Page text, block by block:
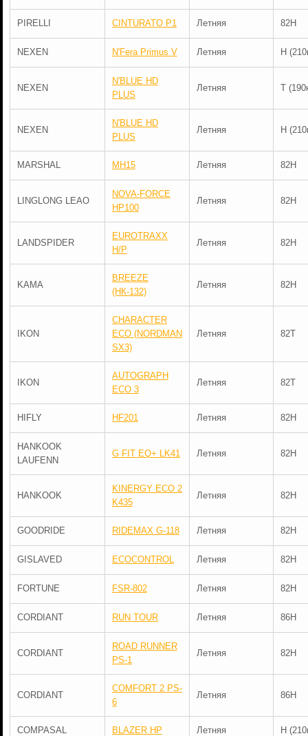
PIRELLI CINTURATO P1 Летняя 82H
NEXEN N'Fera Primus V Летняя H
NEXEN
N'BLUE HD
PLUS
Летняя T
NEXEN
N'BLUE HD
PLUS
Летняя H
MARSHAL MH15 Летняя 82H
LINGLONG LEAO
NOVA-FORCE
HP100
Летняя 82H
LANDSPIDER
EUROTRAXX
H/P
Летняя 82H
KAMA
BREEZE
(НК-132)
Летняя 82H
IKON
CHARACTER
ECO (NORDMAN
SX3)
Летняя 82T
IKON
AUTOGRAPH
ECO 3
Летняя 82T
HIFLY HF201 Летняя 82H
HANKOOK
LAUFENN
G FIT EQ+ LK41 Летняя 82H
HANKOOK
KINERGY ECO 2
K435
Летняя 82H
GOODRIDE RIDEMAX G-118 Летняя 82H
GISLAVED ECOCONTROL Летняя 82H
FORTUNE FSR-802 Летняя 82H
CORDIANT RUN TOUR Летняя 86H
CORDIANT
ROAD RUNNER
PS-1
Летняя 82H
CORDIANT
COMFORT 2 PS-
6
Летняя 86H
COMPASAL BLAZER HP Летняя H